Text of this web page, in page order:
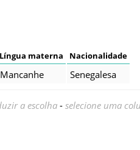
Língua materna Nacionalidade
Mancanhe Senegalesa
a escolha- selecione uma